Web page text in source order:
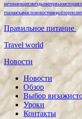
начинающихзвездыинтервьюистория
глазмаскамаслоновостинюдобзор
Правильное питание
Travel world
Новости
Новости
Обзор
Выбор
Уроки
Контакты